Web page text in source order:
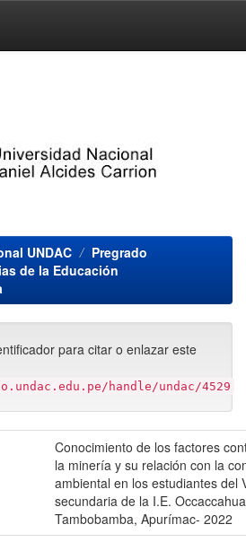
UNDAC
Pregrado
de la Educación
para citar o enlazar este
handle/undac/4529
Conocimiento de los factores
la minería y su relación con la
ambiental en los estudiantes del
secundaria de la I.E.
Tambobamba, Apurímac- 2022